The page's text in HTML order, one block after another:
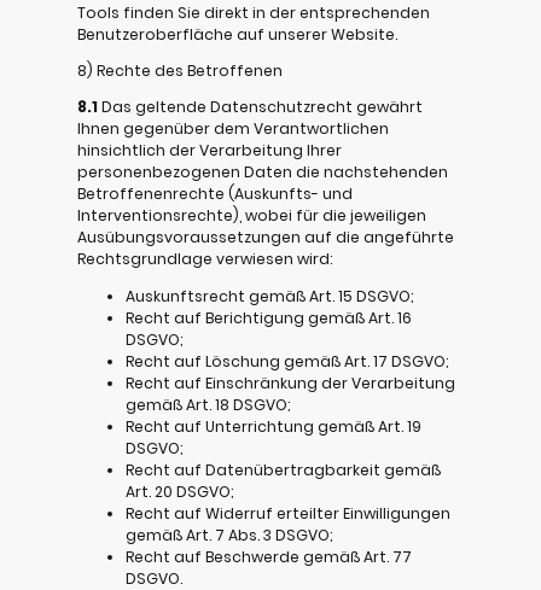
Tools finden Sie direkt in der entsprechenden
Benutzeroberfläche auf unserer Website.
8) Rechte des Betroffenen
8.1Das geltende Datenschutzrecht gewährt
Ihnen gegenüber dem Verantwortlichen
hinsichtlich der Verarbeitung Ihrer
personenbezogenen Daten die nachstehenden
Betroffenenrechte (Auskunfts- und
Interventionsrechte), wobei für die jeweiligen
Ausübungsvoraussetzungen auf die angeführte
Rechtsgrundlage verwiesen wird:
Auskunftsrecht gemäß Art. 15 DSGVO;
Recht auf Berichtigung gemäß Art. 16
DSGVO;
Recht auf Löschung gemäß Art. 17 DSGVO;
Recht auf Einschränkung der Verarbeitung
gemäß Art. 18 DSGVO;
Recht auf Unterrichtung gemäß Art. 19
DSGVO;
Recht auf Datenübertragbarkeit gemäß
Art. 20 DSGVO;
Recht auf Widerruf erteilter Einwilligungen
gemäß Art. 7 Abs. 3 DSGVO;
Recht auf Beschwerde gemäß Art. 77
DSGVO.